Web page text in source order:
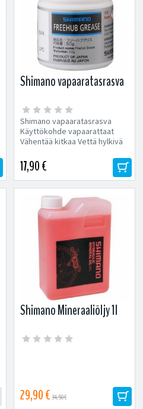
Shimano vapaaratasrasva
Shimano vapaaratasrasva
Käyttökohde vapaarattaat
Vähentää kitkaa Vettä hylkivä
17,90 €
Shimano Mineraaliöljy 1l
29,90 € 34,50 €